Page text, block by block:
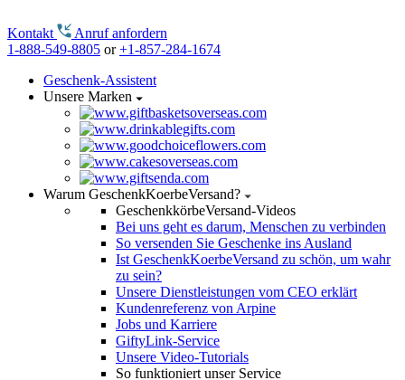
Kontakt
Anruf anfordern
1-888-549-8805 or+1-857-284-1674
Geschenk-Assistent
Unsere Marken
Warum GeschenkKoerbeVersand?
GeschenkkörbeVersand-Videos
Bei uns geht es darum, Menschen zu verbinden
So versenden Sie Geschenke ins Ausland
Ist GeschenkKoerbeVersand zu schön, um wahr
zu sein?
Unsere Dienstleistungen vom CEO erklärt
Kundenreferenz von Arpine
Jobs und Karriere
GiftyLink-Service
Unsere Video-Tutorials
So funktioniert unser Service